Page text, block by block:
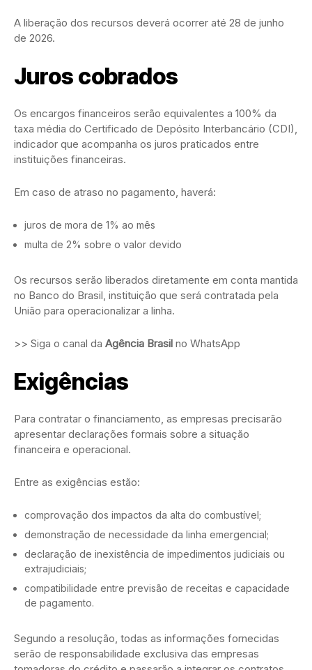
A liberação dos recursos deverá ocorrer até 28 de junho
de 2026.
Juros cobrados
Os encargos financeiros serão equivalentes a 100% da
taxa média do Certificado de Depósito Interbancário (CDI),
indicador que acompanha os juros praticados entre
instituições financeiras.
Em caso de atraso no pagamento, haverá:
juros de mora de 1% ao mês
multa de 2% sobre o valor devido
Os recursos serão liberados diretamente em conta mantida
no Banco do Brasil, instituição que será contratada pela
União para operacionalizar a linha.
>> Siga o canal da Agência Brasil no WhatsApp
Exigências
Para contratar o financiamento, as empresas precisarão
apresentar declarações formais sobre a situação
financeira e operacional.
Entre as exigências estão:
comprovação dos impactos da alta do combustível;
demonstração de necessidade da linha emergencial;
declaração de inexistência de impedimentos judiciais ou
extrajudiciais;
compatibilidade entre previsão de receitas e capacidade
de pagamento.
Segundo a resolução, todas as informações fornecidas
serão de responsabilidade exclusiva das empresas